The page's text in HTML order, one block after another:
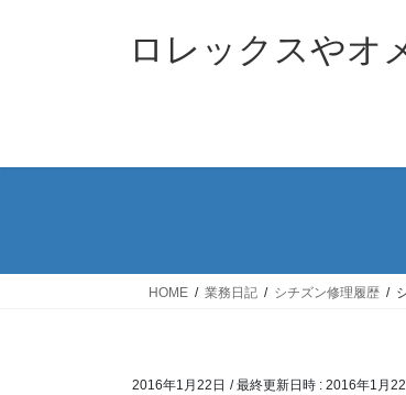
ス
ン
ロレックスやオ
HOME 業務日記 シチズン修理履歴
2016年1月22日 / 最終更新日時 : 2016年1月22